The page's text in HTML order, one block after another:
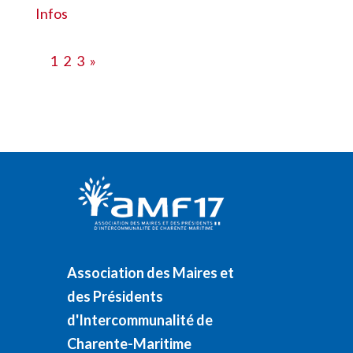
Infos
1 2 3 »
Association des Maires et
des Présidents
d'Intercommunalité de
Charente-Maritime